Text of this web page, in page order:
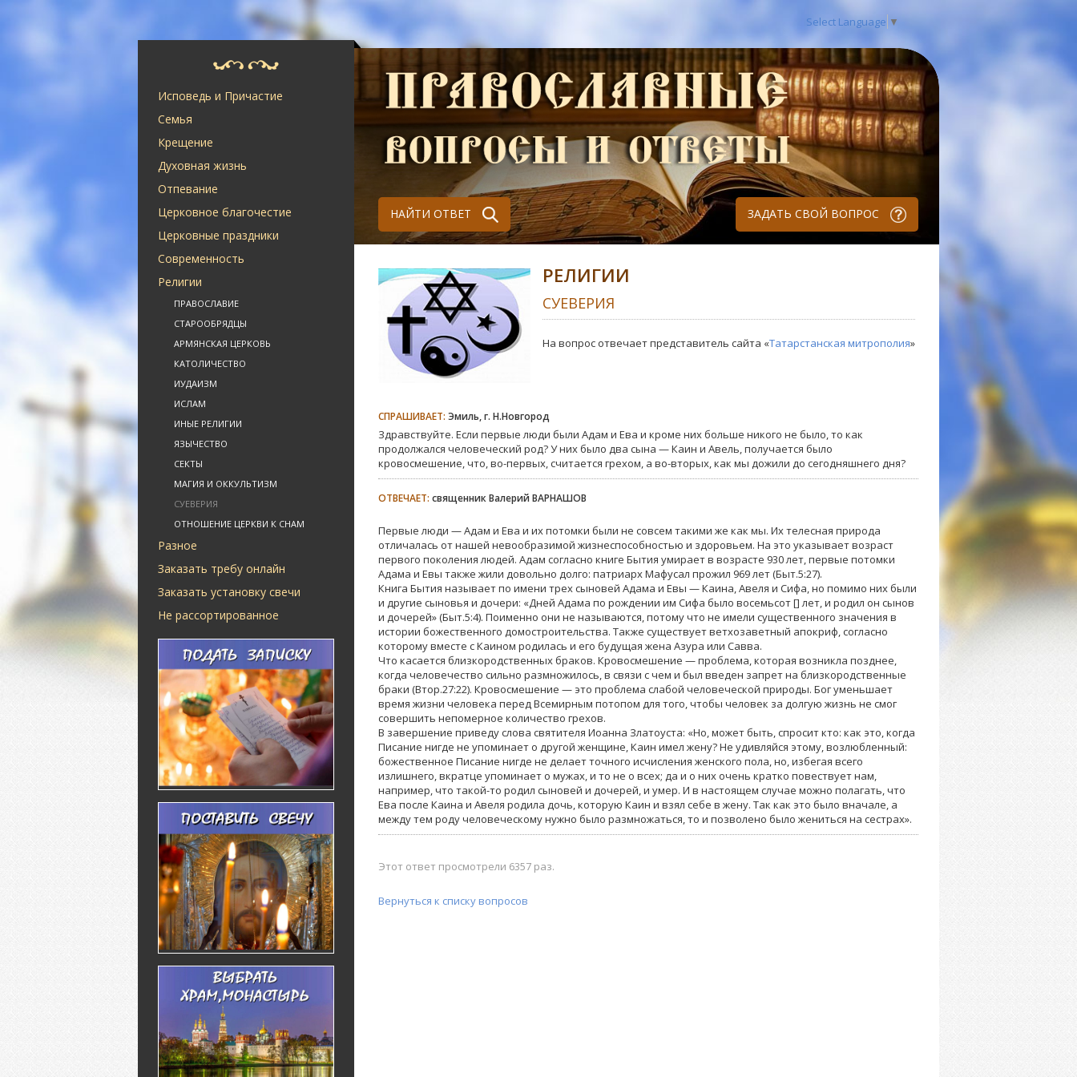
Select Language ▼
Исповедь и Причастие
Семья
Крещение
Духовная жизнь
Отпевание
Церковное благочестие
Церковные праздники
Современность
Религии
ПРАВОСЛАВИЕ
СТАРООБРЯДЦЫ
АРМЯНСКАЯ ЦЕРКОВЬ
КАТОЛИЧЕСТВО
ИУДАИЗМ
ИСЛАМ
ИНЫЕ РЕЛИГИИ
ЯЗЫЧЕСТВО
СЕКТЫ
МАГИЯ И ОККУЛЬТИЗМ
СУЕВЕРИЯ
ОТНОШЕНИЕ ЦЕРКВИ К СНАМ
Разное
Заказать требу онлайн
Заказать установку свечи
Не рассортированное
НАЙТИ ОТВЕТ ЗАДАТЬ СВОЙ ВОПРОС
РЕЛИГИИ
СУЕВЕРИЯ
На вопрос отвечает представитель сайта «Татарстанская митрополия»
СПРАШИВАЕТ: Эмиль, г. Н.Новгород
Здравствуйте. Если первые люди были Адам и Ева и кроме них больше никого не было, то как
продолжался человеческий род? У них было два сына — Каин и Авель, получается было
кровосмешение, что, во-первых, считается грехом, а во-вторых, как мы дожили до сегодняшнего дня?
ОТВЕЧАЕТ: священник Валерий ВАРНАШОВ
Первые люди — Адам и Ева и их потомки были не совсем такими же как мы. Их телесная природа
отличалась от нашей невообразимой жизнеспособностью и здоровьем. На это указывает возраст
первого поколения людей. Адам согласно книге Бытия умирает в возрасте 930 лет, первые потомки
Адама и Евы также жили довольно долго: патриарх Мафусал прожил 969 лет (Быт.5:27).
Книга Бытия называет по имени трех сыновей Адама и Евы — Каина, Авеля и Сифа, но помимо них были
и другие сыновья и дочери: «Дней Адама по рождении им Сифа было восемьсот [] лет, и родил он сынов
и дочерей» (Быт.5:4). Поименно они не называются, потому что не имели существенного значения в
истории божественного домостроительства. Также существует ветхозаветный апокриф, согласно
которому вместе с Каином родилась и его будущая жена Азура или Савва.
Что касается близкородственных браков. Кровосмешение — проблема, которая возникла позднее,
когда человечество сильно размножилось, в связи с чем и был введен запрет на близкородственные
браки (Втор.27:22). Кровосмешение — это проблема слабой человеческой природы. Бог уменьшает
время жизни человека перед Всемирным потопом для того, чтобы человек за долгую жизнь не смог
совершить непомерное количество грехов.
В завершение приведу слова святителя Иоанна Златоуста: «Но, может быть, спросит кто: как это, когда
Писание нигде не упоминает о другой женщине, Каин имел жену? Не удивляйся этому, возлюбленный:
божественное Писание нигде не делает точного исчисления женского пола, но, избегая всего
излишнего, вкратце упоминает о мужах, и то не о всех; да и о них очень кратко повествует нам,
например, что такой-то родил сыновей и дочерей, и умер. И в настоящем случае можно полагать, что
Ева после Каина и Авеля родила дочь, которую Каин и взял себе в жену. Так как это было вначале, а
между тем роду человеческому нужно было размножаться, то и позволено было жениться на сестрах».
Этот ответ просмотрели 6357 раз.
Вернуться к списку вопросов